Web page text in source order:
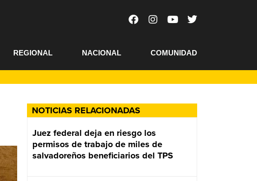
REGIONAL NACIONAL COMUNIDAD
NOTICIAS RELACIONADAS
Juez federal deja en riesgo los
permisos de trabajo de miles de
salvadoreños beneficiarios del TPS